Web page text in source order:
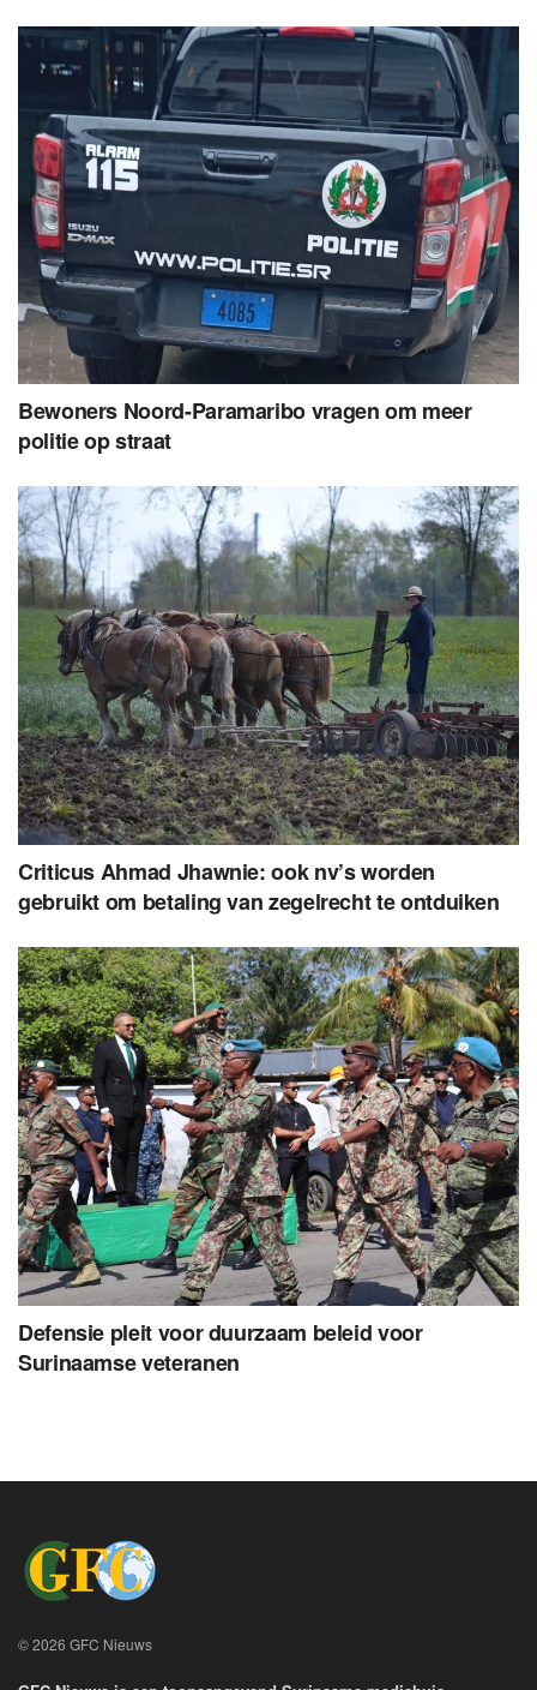
Bewoners Noord-Paramaribo vragen om meer
politie op straat
Criticus Ahmad Jhawnie: ook nv’s worden
gebruikt om betaling van zegelrecht te ontduiken
Defensie pleit voor duurzaam beleid voor
Surinaamse veteranen
© 2026 GFC Nieuws